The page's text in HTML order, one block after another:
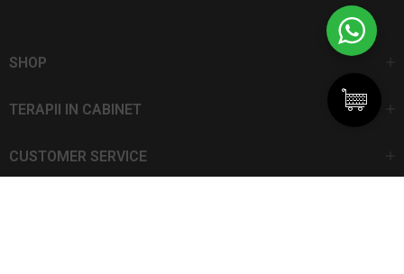
SHOP
TERAPII IN CABINET
CUSTOMER SERVICE